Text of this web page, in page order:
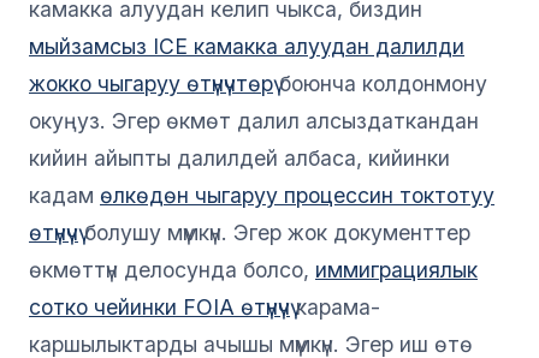
камакка алуудан келип чыкса, биздин
мыйзамсыз ICE камакка алуудан далилди
жокко чыгаруу өтүнүчтөрүбоюнча колдонмону
окуңуз. Эгер өкмөт далил алсыздаткандан
кийин айыпты далилдей албаса, кийинки
кадам өлкөдөн чыгаруу процессин токтотуу
өтүнүчүболушу мүмкүн. Эгер жок документтер
өкмөттүн делосунда болсо, иммиграциялык
сотко чейинки FOIA өтүнүчүкарама-
каршылыктарды ачышы мүмкүн. Эгер иш өтө